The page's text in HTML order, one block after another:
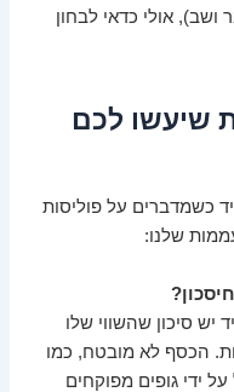
ושב), אולי כדאי לבחון
שיעשו לכם
כשמדברים על פוליסות
שלנו:
סיכון שהשווי שלו
הכסף לא מובטח, כמו
ידי גופים מפוקחים